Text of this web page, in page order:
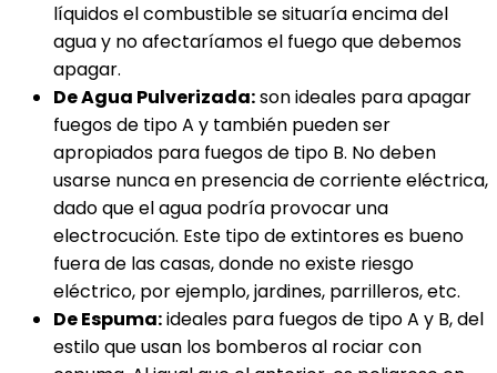
líquidos el combustible se situaría encima del
agua y no afectaríamos el fuego que debemos
apagar.
De Agua Pulverizada:son ideales para apagar
fuegos de tipo A y también pueden ser
apropiados para fuegos de tipo B. No deben
usarse nunca en presencia de corriente eléctrica,
dado que el agua podría provocar una
electrocución. Este tipo de extintores es bueno
fuera de las casas, donde no existe riesgo
eléctrico, por ejemplo, jardines, parrilleros, etc.
De Espuma:ideales para fuegos de tipo A y B, del
estilo que usan los bomberos al rociar con